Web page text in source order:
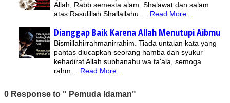
Allah, Rabb semesta alam. Shalawat dan salam
atas Rasulillah Shallallahu … Read More...
Dianggap Baik Karena Allah Menutupi Aibmu
Bismillahirrahmanirrahim. Tiada untaian kata yang
pantas diucapkan seorang hamba dan syukur
kehadirat Allah subhanahu wa ta'ala, semoga
rahm… Read More...
0 Response to " Pemuda Idaman"